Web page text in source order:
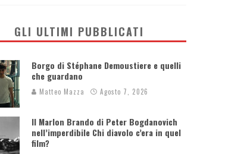
GLI ULTIMI PUBBLICATI
Borgo di Stéphane Demoustiere e quelli
che guardano
Matteo Mazza Agosto 7, 2026
Il Marlon Brando di Peter Bogdanovich
nell’imperdibile Chi diavolo c’era in quel
film?